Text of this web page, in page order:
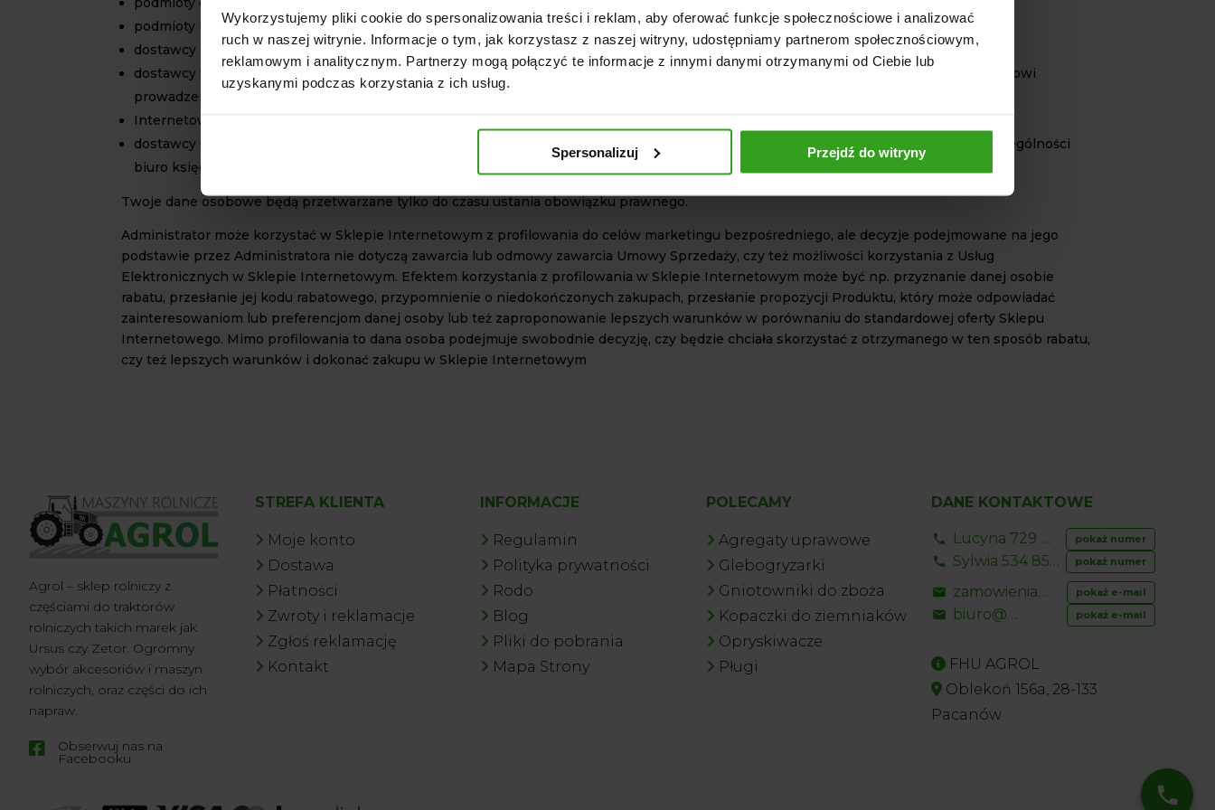
Wykorzystujemy pliki cookie do spersonalizowania treści i reklam, aby oferować funkcje społecznościowe i analizować
ruch w naszej witrynie. Informacje o tym, jak korzystasz z naszej witryny, udostępniamy partnerom społecznościowym,
reklamowym i analitycznym. Partnerzy mogą połączyć te informacje z innymi danymi otrzymanymi od Ciebie lub
uzyskanymi podczas korzystania z ich usług.
Spersonalizuj Przejdź do witryny
podmioty kredytujące / leasingodawcy
dostawcy systemu ankiet opiniujących
dostawcy usług zaopatrujący Administratora w rozwiązania techniczne, informatyczne oraz organizacyjne, umożliwiające Administratorowi
prowadzenie działalności gospodarczej, w tym Sklepu
Internetowego i świadczonych za jego pośrednictwem Usług
dostawcy usług księgowych, prawnych i doradczych zapewniający Administratorowi wsparcie księgowe, prawne lub doradcze (w szczególności
biuro księgowe, kancelaria prawna lub firma windykacyjna),
Twoje dane osobowe będą przetwarzane tylko do czasu ustania obowiązku prawnego.
Administrator może korzystać w Sklepie Internetowym z profilowania do celów marketingu bezpośredniego, ale decyzje podejmowane na jego
podstawie przez Administratora nie dotyczą zawarcia lub odmowy zawarcia Umowy Sprzedaży, czy też możliwości korzystania z Usług
Elektronicznych w Sklepie Internetowym. Efektem korzystania z profilowania w Sklepie Internetowym może być np. przyznanie danej osobie
rabatu, przesłanie jej kodu rabatowego, przypomnienie o niedokończonych zakupach, przesłanie propozycji Produktu, który może odpowiadać
zainteresowaniom lub preferencjom danej osoby lub też zaproponowanie lepszych warunków w porównaniu do standardowej oferty Sklepu
Internetowego. Mimo profilowania to dana osoba podejmuje swobodnie decyzję, czy będzie chciała skorzystać z otrzymanego w ten sposób rabatu,
czy też lepszych warunków i dokonać zakupu w Sklepie Internetowym
Agrol – sklep rolniczy z
częściami do traktorów
rolniczych takich marek jak
Ursus czy Zetor. Ogromny
wybór akcesoriów i maszyn
rolniczych, oraz części do ich
napraw.
 Obserwuj nas na
Facebooku
STREFA KLIENTA
Moje konto
Dostawa
Płatności
Zwroty i reklamacje
Zgłoś reklamację
Kontakt
INFORMACJE
Regulamin
Polityka prywatności
Rodo
Blog
Pliki do pobrania
Mapa Strony
POLECAMY
Agregaty uprawowe
Glebogryzarki
Gniotowniki do zboża
Kopaczki do ziemniaków
Opryskiwacze
Pługi
DANE KONTAKTOWE
Lucyna 729 856 ... pokaż numer
Sylwia 534 853 ... pokaż numer
zamowienia@ ... pokaż e-mail
biuro@ ... pokaż e-mail
FHU AGROL
Oblekoń 156a, 28-133
Pacanów